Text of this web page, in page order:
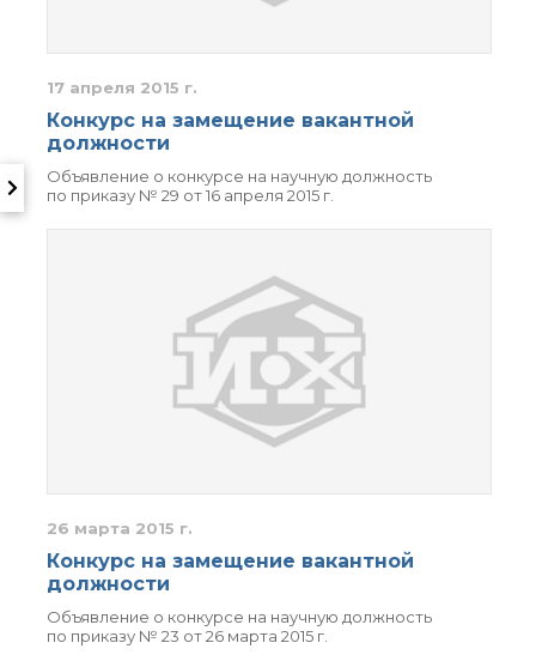
17 апреля 2015 г.
Конкурс на замещение вакантной
должности
Объявление о конкурсе на научную должность
по приказу № 29 от 16 апреля 2015 г.
26 марта 2015 г.
Конкурс на замещение вакантной
должности
Объявление о конкурсе на научную должность
по приказу № 23 от 26 марта 2015 г.